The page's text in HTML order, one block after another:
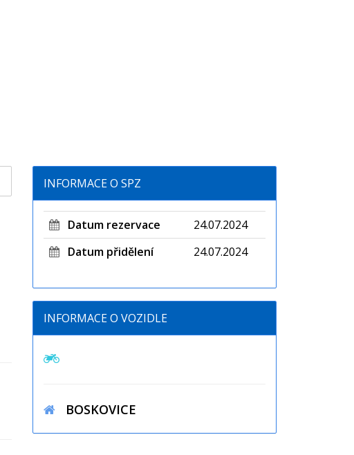
INFORMACE O SPZ
Datum rezervace
24.07.2024
Datum přidělení
24.07.2024
INFORMACE O VOZIDLE
BOSKOVICE